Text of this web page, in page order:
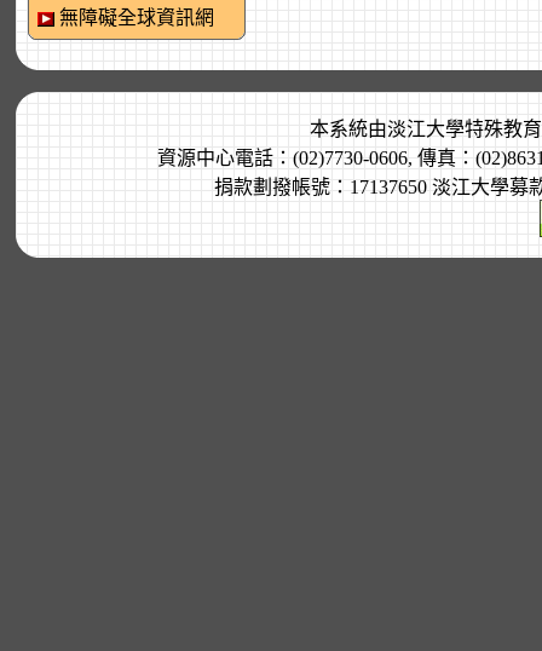
無障礙全球資訊網
本系統由淡江大學特殊教
資源中心電話：(02)7730-0606, 傳真：
捐款劃撥帳號：17137650 淡江大學